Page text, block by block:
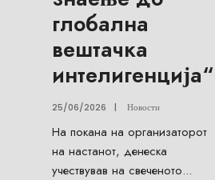
глобална
вештачка
интелигенција“
25/06/2026 | Новости
На покана на организаторот
на настанот, денеска
учествував на свеченото...